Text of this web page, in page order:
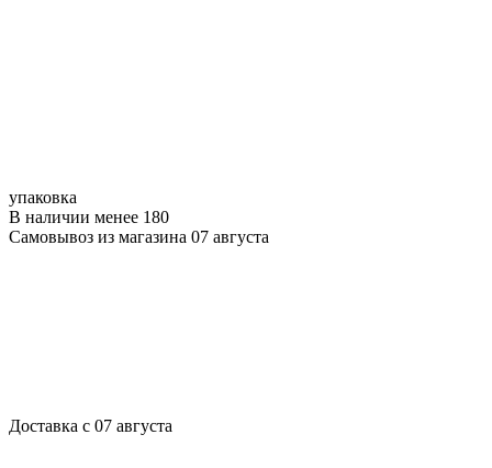
упаковка
В наличии менее 180
Самовывоз из магазина 07 августа
Доставка с 07 августа